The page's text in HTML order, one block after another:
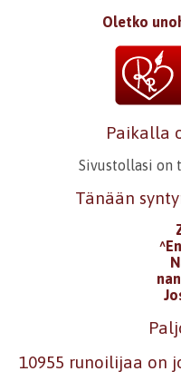
Oletko
Paikalla
Sivustollasi on
Tänään
10955 runoilijaa on